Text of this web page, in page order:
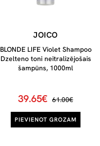
JOICO
BLONDE LIFE Violet Shampoo
Dzelteno toni neitralizējošais
šampūns, 1000ml
39.65€ 61.00€
PIEVIENOT GROZAM